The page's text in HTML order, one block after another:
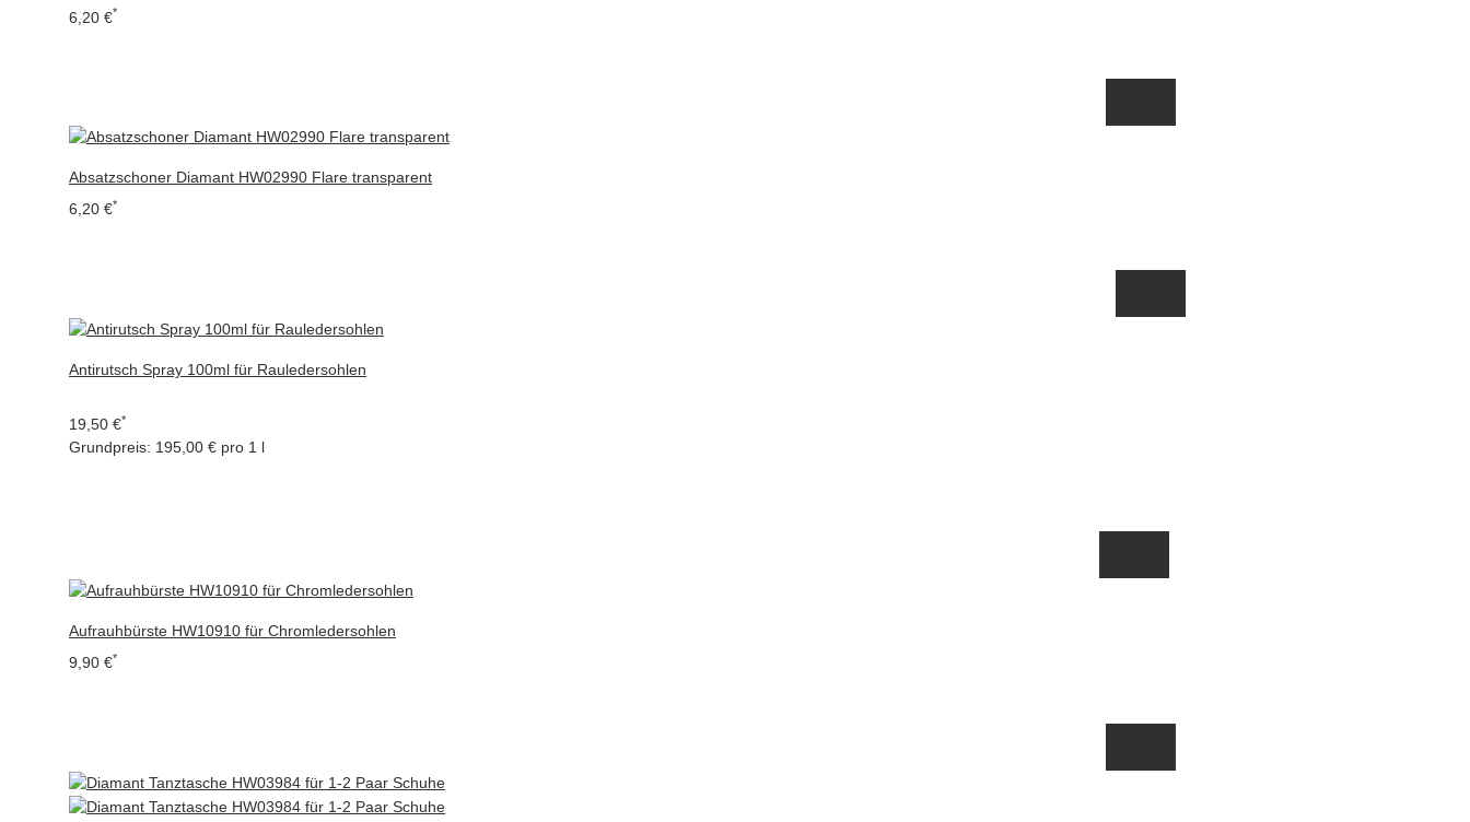
6,20 €*
Absatzschoner Diamant HW02990 Flare transparent
6,20 €*
Antirutsch Spray 100ml für Rauledersohlen
19,50 €*
Grundpreis: 195,00 € pro 1 l
Aufrauhbürste HW10910 für Chromledersohlen
9,90 €*